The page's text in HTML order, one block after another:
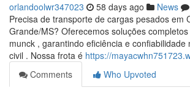
orlandoolwr347023 58 days ago News
Precisa de transporte de cargas pesados em
Grande/MS? Oferecemos soluções
munck , garantindo eficiência e confiabilidade
civil . Nossa frota é https://
Comments
Who Upvoted